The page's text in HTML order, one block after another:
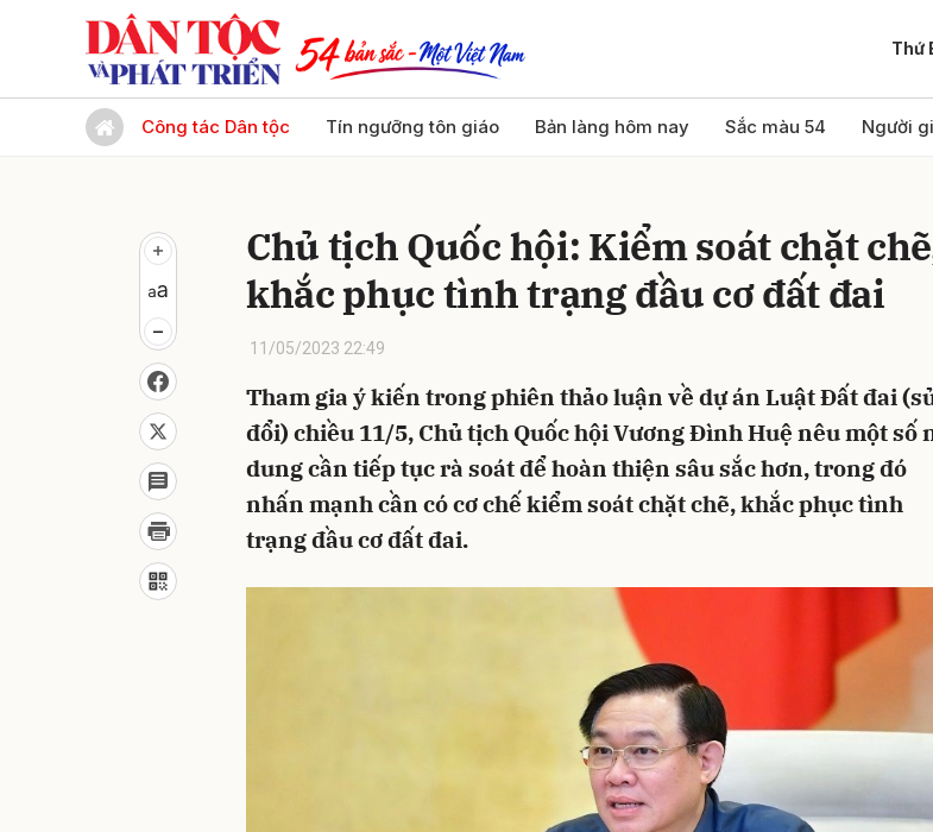
Thứ
Công tác Dân tộc Tín ngưỡng tôn giáo Bản làng hôm nay Sắc màu 54 Người
Chủ tịch Quốc hội: Kiểm soát chặt
khắc phục tình trạng đầu cơ đất đai
11/05/2023 22:49
Tham gia ý kiến trong phiên thảo luận về dự án Luật Đất đai
đổi) chiều 11/5, Chủ tịch Quốc hội Vương Đình Huệ nêu một số
dung cần tiếp tục rà soát để hoàn thiện sâu sắc hơn, trong đó
nhấn mạnh cần có cơ chế kiểm soát chặt chẽ, khắc phục tình
trạng đầu cơ đất đai.
Gửi bình luận